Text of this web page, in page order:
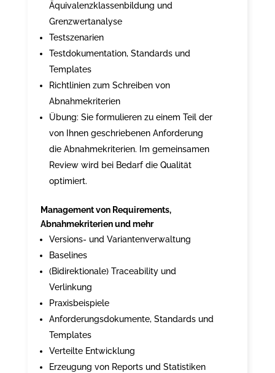
Äquivalenzklassenbildung und
Grenzwertanalyse
Testszenarien
Testdokumentation, Standards und
Templates
Richtlinien zum Schreiben von
Abnahmekriterien
Übung: Sie formulieren zu einem Teil der
von Ihnen geschriebenen Anforderung
die Abnahmekriterien. Im gemeinsamen
Review wird bei Bedarf die Qualität
optimiert.
Management von Requirements,
Abnahmekriterien und mehr
Versions- und Variantenverwaltung
Baselines
(Bidirektionale) Traceability und
Verlinkung
Praxisbeispiele
Anforderungsdokumente, Standards und
Templates
Verteilte Entwicklung
Erzeugung von Reports und Statistiken